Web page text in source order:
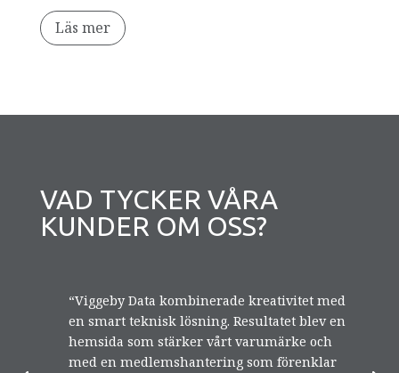
Läs mer
VAD TYCKER VÅRA
KUNDER OM OSS?
“Viggeby Data kombinerade kreativitet med
en smart teknisk lösning. Resultatet blev en
hemsida som stärker vårt varumärke och
med en medlemshantering som förenklar